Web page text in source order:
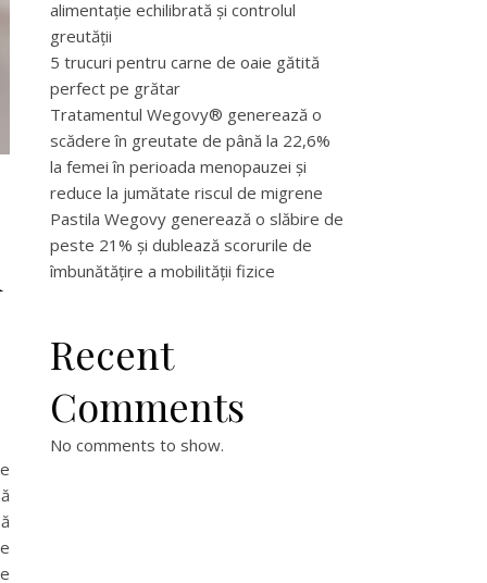
alimentație echilibrată și controlul
greutății
5 trucuri pentru carne de oaie gătită
perfect pe grătar
Tratamentul Wegovy® generează o
scădere în greutate de până la 22,6%
la femei în perioada menopauzei și
reduce la jumătate riscul de migrene
Pastila Wegovy generează o slăbire de
peste 21% și dublează scorurile de
îmbunătățire a mobilității fizice
Recent
Comments
No comments to show.